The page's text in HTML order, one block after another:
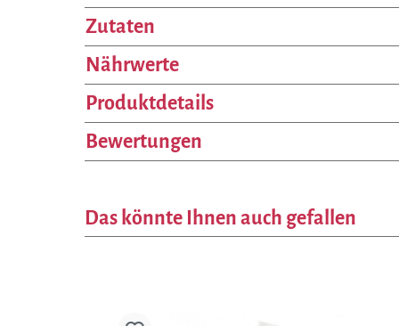
Zutaten
Nährwerte
Produktdetails
Bewertungen
Das könnte Ihnen auch gefallen